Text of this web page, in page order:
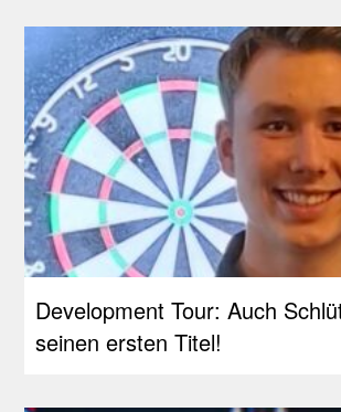
Development Tour: Auch
seinen ersten Titel!